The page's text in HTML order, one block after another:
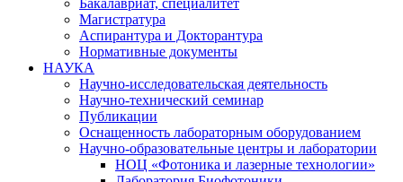
Бакалавриат, специалитет
Магистратура
Аспирантура и Докторантура
Нормативные документы
НАУКА
Научно-исследовательская деятельность
Научно-технический семинар
Публикации
Оснащенность лабораторным оборудованием
Научно-образовательные центры и лаборатории
НОЦ «Фотоника и лазерные технологии»